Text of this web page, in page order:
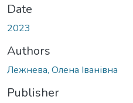
Date
2023
Authors
Лежнева, Олена Іванівна
Publisher